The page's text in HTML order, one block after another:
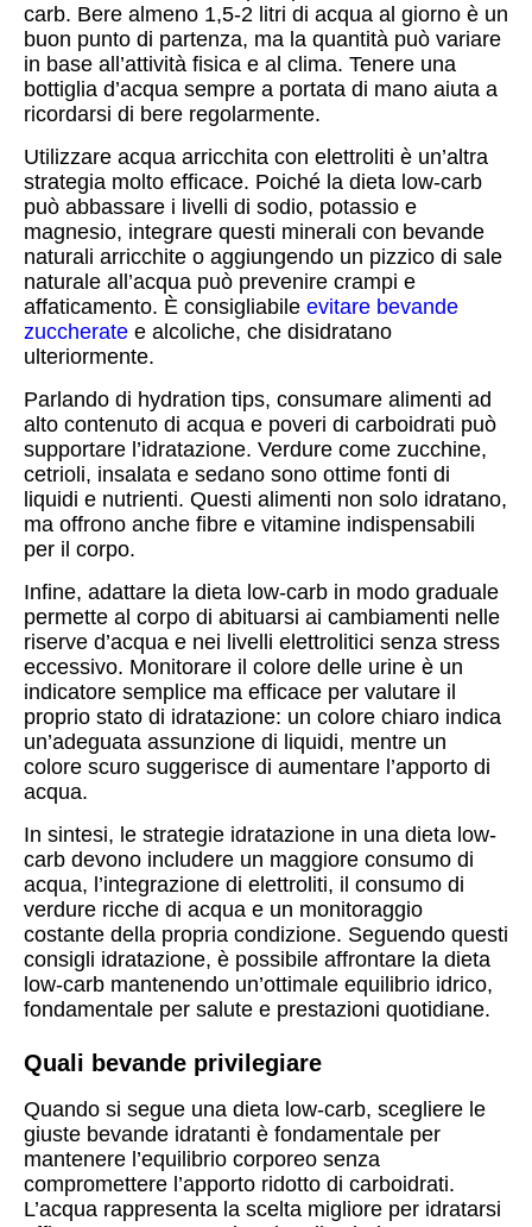
carb. Bere almeno 1,5-2 litri di acqua al giorno è un
buon punto di partenza, ma la quantità può variare
in base all’attività fisica e al clima. Tenere una
bottiglia d’acqua sempre a portata di mano aiuta a
ricordarsi di bere regolarmente.
Utilizzare acqua arricchita con elettroliti è un’altra
strategia molto efficace. Poiché la dieta low-carb
può abbassare i livelli di sodio, potassio e
magnesio, integrare questi minerali con bevande
naturali arricchite o aggiungendo un pizzico di sale
naturale all’acqua può prevenire crampi e
affaticamento. È consigliabile evitare bevande
zuccherate e alcoliche, che disidratano
ulteriormente.
Parlando di hydration tips, consumare alimenti ad
alto contenuto di acqua e poveri di carboidrati può
supportare l’idratazione. Verdure come zucchine,
cetrioli, insalata e sedano sono ottime fonti di
liquidi e nutrienti. Questi alimenti non solo idratano,
ma offrono anche fibre e vitamine indispensabili
per il corpo.
Infine, adattare la dieta low-carb in modo graduale
permette al corpo di abituarsi ai cambiamenti nelle
riserve d’acqua e nei livelli elettrolitici senza stress
eccessivo. Monitorare il colore delle urine è un
indicatore semplice ma efficace per valutare il
proprio stato di idratazione: un colore chiaro indica
un’adeguata assunzione di liquidi, mentre un
colore scuro suggerisce di aumentare l’apporto di
acqua.
In sintesi, le strategie idratazione in una dieta low-
carb devono includere un maggiore consumo di
acqua, l’integrazione di elettroliti, il consumo di
verdure ricche di acqua e un monitoraggio
costante della propria condizione. Seguendo questi
consigli idratazione, è possibile affrontare la dieta
low-carb mantenendo un’ottimale equilibrio idrico,
fondamentale per salute e prestazioni quotidiane.
Quali bevande privilegiare
Quando si segue una dieta low-carb, scegliere le
giuste bevande idratanti è fondamentale per
mantenere l’equilibrio corporeo senza
compromettere l’apporto ridotto di carboidrati.
L’acqua rappresenta la scelta migliore per idratarsi